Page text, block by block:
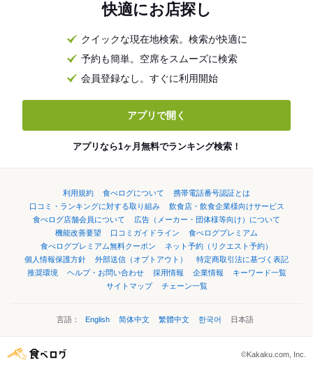
快適にお店探し
クイックな現在地検索。検索が快適に
予約も簡単。空席をスムーズに検索
会員登録なし。すぐに利用開始
アプリで開く
アプリなら1ヶ月無料でランキング検索！
利用規約 食べログについて
携帯電話番号認証とは
口コミ・ランキングに対する取り組み
飲食店・飲食企業様向けサービス
食べログ店舗会員について
広告（メーカー・団体様等向け）について
機能改善要望
口コミガイドライン
食べログプレミアム
食べログプレミアム無料クーポン
ネット予約（リクエスト予約）
個人情報保護方針
外部送信（オプトアウト）
特定商取引法に基づく表記
推奨環境
ヘルプ・お問い合わせ 採用情報 企業情報
キーワード一覧
サイトマップ
チェーン一覧
言語： English 简体中文 繁體中文 한국어 日本語
©Kakaku.com, Inc.